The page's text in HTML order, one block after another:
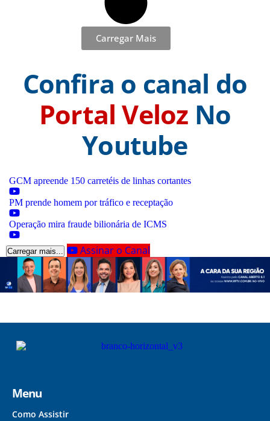
Carregar Mais
Confira o canal do
Portal Veloz No
Youtube
GCM apreende 150 carretéis de linhas cortantes
PM prende homem por tráfico e receptação
Operação mira fraude bilionária de ICMS
Carregar mais... Assinar o Canal
Menu
Como Assistir